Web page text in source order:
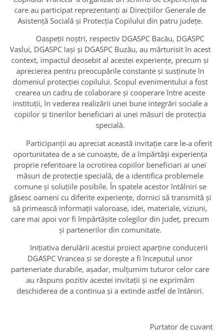
care au participat reprezentanţi ai Direcțiilor Generale de
Asistență Socială și Protecția Copilului din patru judeţe.
Oaspeții noștri, respectiv DGASPC Bacău, DGASPC
Vaslui, DGASPC Iași și DGASPC Buzău, au mărturisit în acest
context, impactul deosebit al acestei experiențe, precum și
aprecierea pentru preocupările constante și susținute în
domeniul protecției copilului. Scopul evenimentului a fost
crearea un cadru de colaborare şi cooperare între aceste
instituţii, în vederea realizării unei bune integrări sociale a
copiilor şi tinerilor beneficiari ai unei măsuri de protecția
specială.
Participanţii au apreciat această invitație care le-a oferit
oportunitatea de a se cunoaşte, de a împărtăşi experienţa
proprie referitoare la ocrotirea copiilor beneficiari ai unei
măsuri de protecție specială, de a identifica problemele
comune şi soluţiile posibile. În spatele acestor întâlniri se
găsesc oameni cu diferite experiențe, dornici să transmită și
să primească informații valoroase, idei, materiale, viziuni,
care mai apoi vor fi împărtășite colegilor din județ, precum
și partenerilor din comunitate.
Inițiativa derulării acestui proiect aparține conducerii
DGASPC Vrancea și se dorește a fi începutul unor
parteneriate durabile, așadar, mulțumim tuturor celor care
au răspuns pozitiv acestei invitații și ne exprimăm
deschiderea de a continua și a extinde astfel de întâniri.
Purtator de cuvant